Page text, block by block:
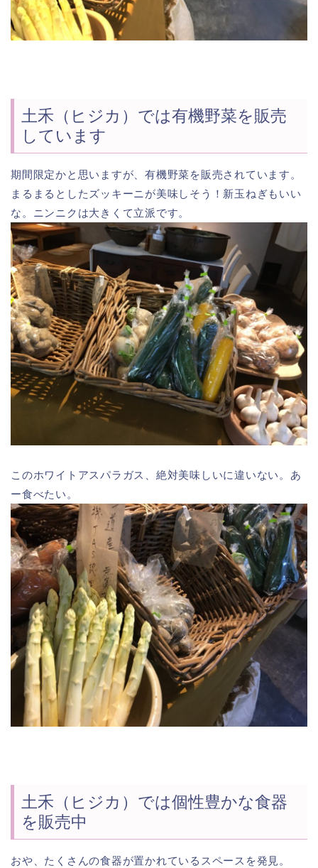
土禾（ヒジカ）では有機野菜を販売
しています
期間限定かと思いますが、有機野菜を販売されています。
まるまるとしたズッキーニが美味しそう！新玉ねぎもいい
な。ニンニクは大きくて立派です。
このホワイトアスパラガス、絶対美味しいに違いない。あ
ー食べたい。
土禾（ヒジカ）では個性豊かな食器
を販売中
おや、たくさんの食器が置かれているスペースを発見。